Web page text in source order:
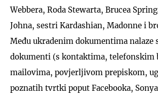
Webbera, Roda Stewarta, Brucea
Johna, sestri Kardashian, Madonne i
Među ukradenim dokumentima nalaze
dokumenti (s kontaktima, telefonskim
mailovima, povjerljivom prepiskom,
poznatih tvrtki poput Facebooka,